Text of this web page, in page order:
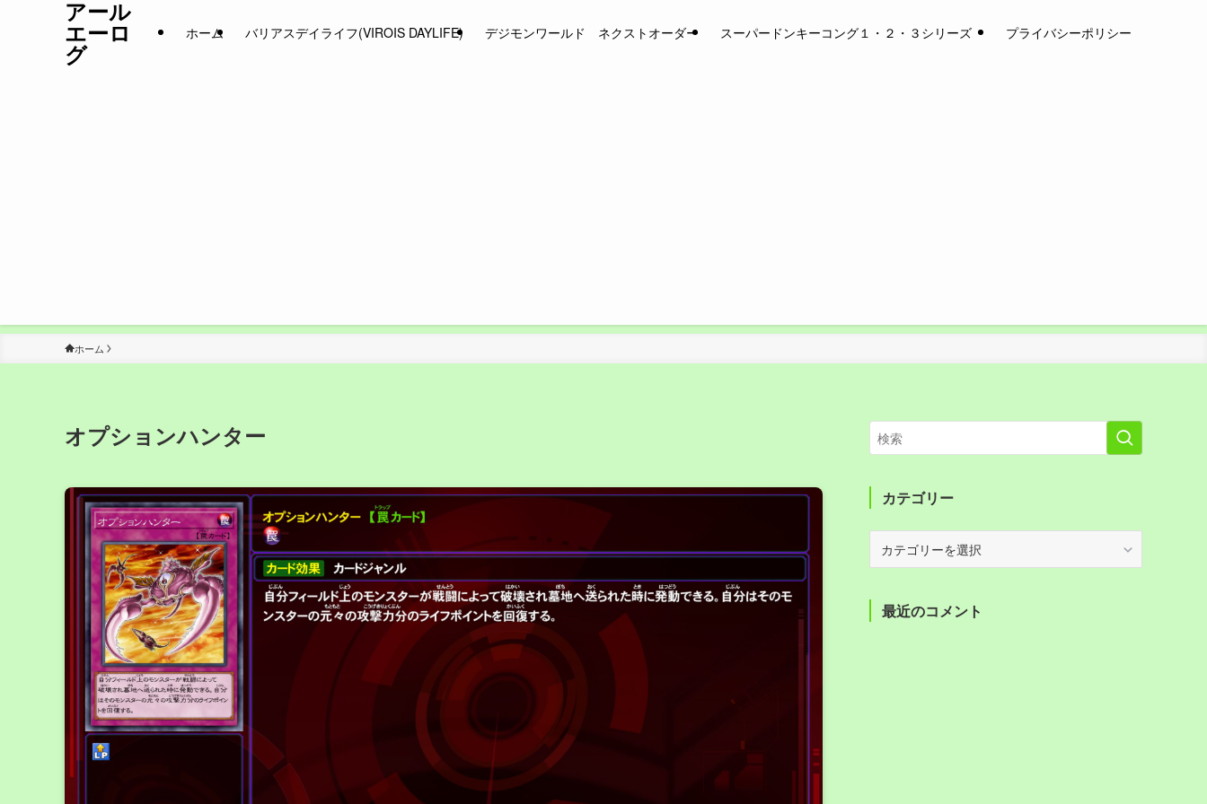
アール
エーロ
グ
ホーム バリアスデイライフ(VIROIS DAYLIFE) デジモンワールド ネクストオーダー スーパードンキーコング１・２・３シリーズ プライバシーポリシー
ホーム
オプションハンター
カテゴリー
リ
ー 最近のコメント